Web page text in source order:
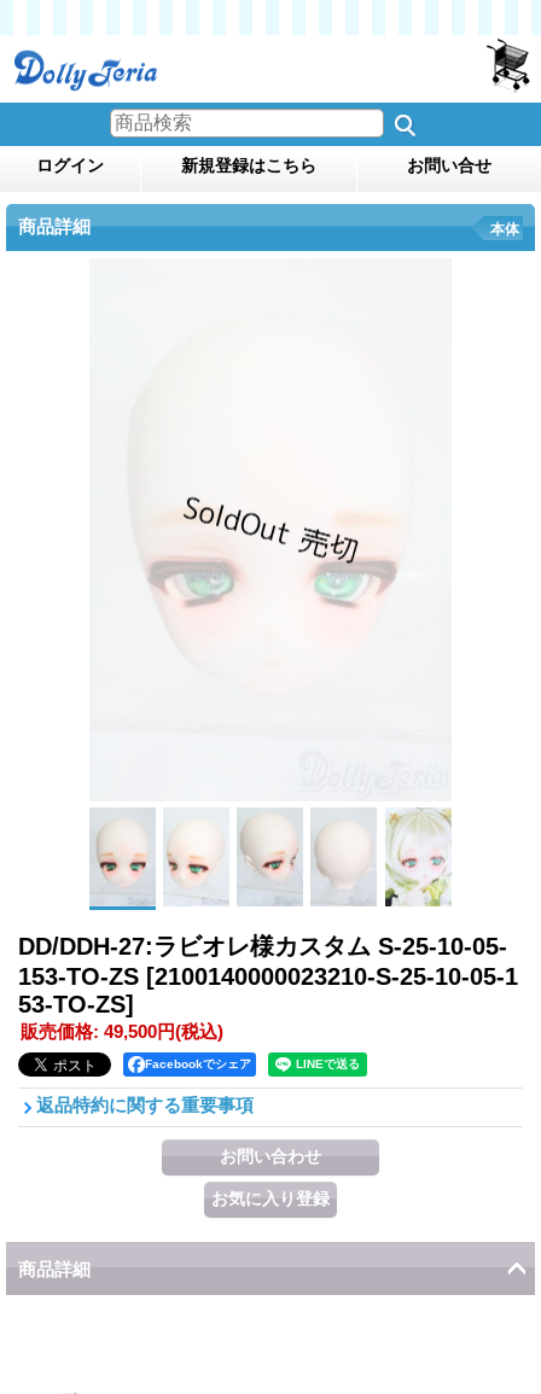
ログイン 新規登録はこちら お問い合せ
商品詳細 本体
DD/DDH-27:ラビオレ様カスタム S-25-10-05-
153-TO-ZS [2100140000023210-S-25-10-05-1
53-TO-ZS]
販売価格: 49,500円(税込)
Facebookでシェア
返品特約に関する重要事項
商品詳細